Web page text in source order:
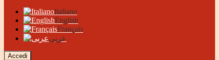
Italiano
English
Français
عربى
Accedi